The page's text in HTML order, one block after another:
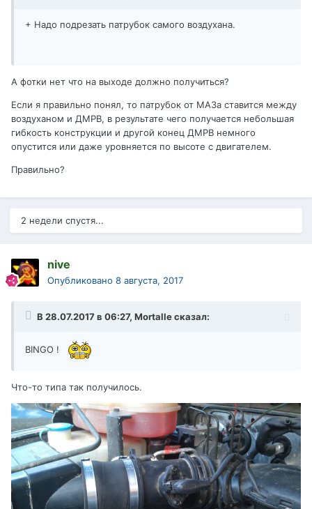
+ Надо подрезать патрубок самого воздухана.
А фотки нет что на выходе должно получиться?
Если я правильно понял, то патрубок от МАЗа ставится между
воздуханом и ДМРВ, в результате чего получается небольшая
гибкость конструкции и другой конец ДМРВ немного
опустится или даже уровняется по высоте с двигателем.
Правильно?
2 недели спустя...
nive
Опубликовано 8 августа, 2017
В 28.07.2017 в 06:27, Mortalleсказал:
BINGO !
Что-то типа так получилось.